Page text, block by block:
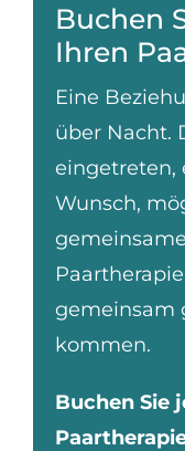
Buchen
Ihren
Eine
über Nacht.
eingetreten,
Wunsch,
gemeinsam
kommen.
Buchen Sie